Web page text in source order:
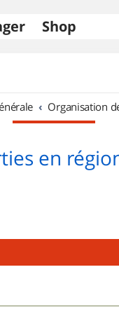
Shop
Organisation
en